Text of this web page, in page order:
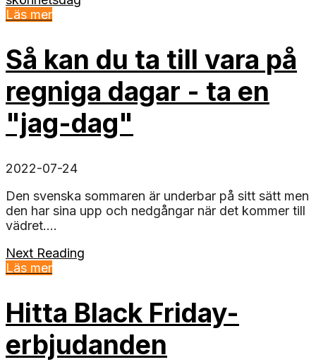
Läs mer
Så kan du ta till vara på
regniga dagar - ta en
"jag-dag"
2022-07-24
Den svenska sommaren är underbar på sitt sätt men
den har sina upp och nedgångar när det kommer till
vädret....
Next Reading
Läs mer
Hitta Black Friday-
erbjudanden